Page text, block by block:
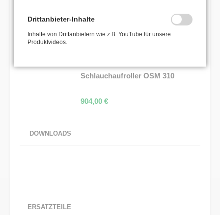
• Maße im Datenblatt aufgeführt
ALTERNATIVE PRODUKTE
Schlauchaufroller OSM 310
904,00 €
DOWNLOADS
ERSATZTEILE
Drittanbieter-Inhalte
Inhalte von Drittanbietern wie z.B. YouTube für unsere
Produktvideos.